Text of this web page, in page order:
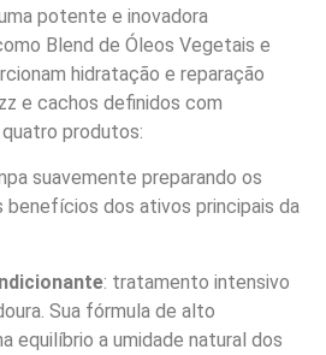
potente e inovadora
Blend de Óleos Vegetais e
hidratação e reparação
e cachos definidos com
produtos:
suavemente preparando os
benefícios dos ativos principais da
: tratamento intensivo
Sua fórmula de alto
equilíbrio a umidade natural dos